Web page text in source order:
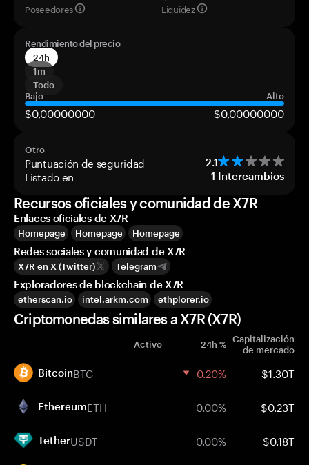
Poseedores
Liquidez
Rendimiento del precio
24h
1m
Todo
Bajo
Alto
$0,00000000 $0,00000000
Otro
Puntuación de seguridad 2.1
Listado en 1 Intercambios
Recursos oficiales y comunidad de X7R
Enlaces oficiales de X7R
Homepage Homepage Homepage
Redes sociales y comunidad de X7R
X7R en X (Twitter) Telegram
Exploradores de blockchain de X7R
etherscan.io intel.arkm.com ethplorer.io
Criptomonedas similares a X7R (X7R)
Activo 24h % Capitalización
de mercado
BitcoinBTC -0.20% $1.30T
EthereumETH 0.00% $0.23T
TetherUSDT 0.00% $0.18T